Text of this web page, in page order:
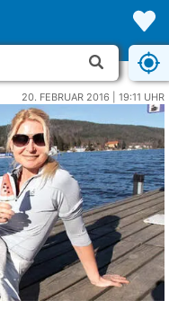
20. FEBRUAR 2016 | 19:11 UHR